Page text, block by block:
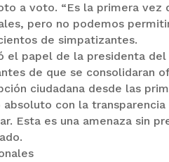
a voto. “Es la primera vez
pero no podemos
de simpatizantes.
el papel de la presidenta
de que se consolidaran
ciudadana desde las
con la
Esta es una amenaza sin